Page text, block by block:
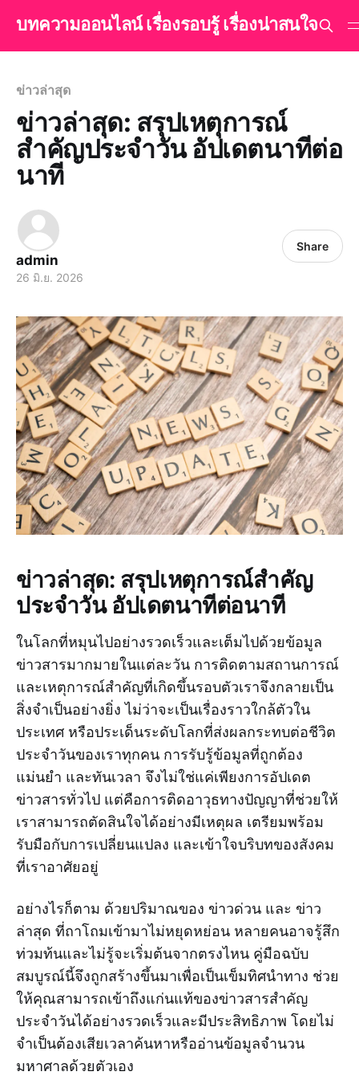
บทความออนไลน์ เรื่องรอบรู้ เรื่องน่าสนใจ
ข่าวล่าสุด
ข่าวล่าสุด: สรุปเหตุการณ์
สำคัญประจำวัน อัปเดตนาทีต่อ
นาที
admin
26 มิ.ย. 2026
Share
ข่าวล่าสุด: สรุปเหตุการณ์สำคัญ
ประจำวัน อัปเดตนาทีต่อนาที
ในโลกที่หมุนไปอย่างรวดเร็วและเต็มไปด้วยข้อมูล
ข่าวสารมากมายในแต่ละวัน การติดตามสถานการณ์
และเหตุการณ์สำคัญที่เกิดขึ้นรอบตัวเราจึงกลายเป็น
สิ่งจำเป็นอย่างยิ่ง ไม่ว่าจะเป็นเรื่องราวใกล้ตัวใน
ประเทศ หรือประเด็นระดับโลกที่ส่งผลกระทบต่อชีวิต
ประจำวันของเราทุกคน การรับรู้ข้อมูลที่ถูกต้อง
แม่นยำ และทันเวลา จึงไม่ใช่แค่เพียงการอัปเดต
ข่าวสารทั่วไป แต่คือการติดอาวุธทางปัญญาที่ช่วยให้
เราสามารถตัดสินใจได้อย่างมีเหตุผล เตรียมพร้อม
รับมือกับการเปลี่ยนแปลง และเข้าใจบริบทของสังคม
ที่เราอาศัยอยู่
อย่างไรก็ตาม ด้วยปริมาณของ ข่าวด่วน และ ข่าว
ล่าสุด ที่ถาโถมเข้ามาไม่หยุดหย่อน หลายคนอาจรู้สึก
ท่วมท้นและไม่รู้จะเริ่มต้นจากตรงไหน คู่มือฉบับ
สมบูรณ์นี้จึงถูกสร้างขึ้นมาเพื่อเป็นเข็มทิศนำทาง ช่วย
ให้คุณสามารถเข้าถึงแก่นแท้ของข่าวสารสำคัญ
ประจำวันได้อย่างรวดเร็วและมีประสิทธิภาพ โดยไม่
จำเป็นต้องเสียเวลาค้นหาหรืออ่านข้อมูลจำนวน
มหาศาลด้วยตัวเอง